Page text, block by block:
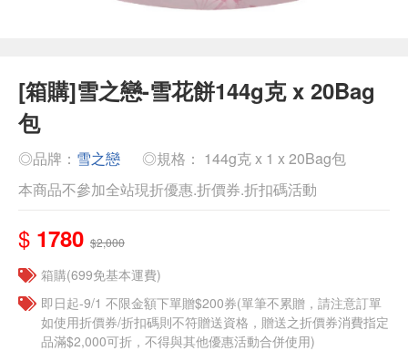
[箱購]雪之戀-雪花餅144g克 x 20Bag
包
◎品牌： 雪之戀
◎規格： 144g克 x 1 x 20Bag包
本商品不參加全站現折優惠.折價券.折扣碼活動
$ 1780 $2,000
箱購(699免基本運費)
即日起-9/1 不限金額下單贈$200券(單筆不累贈，請注意訂單
如使用折價券/折扣碼則不符贈送資格，贈送之折價券消費指定
品滿$2,000可折，不得與其他優惠活動合併使用)